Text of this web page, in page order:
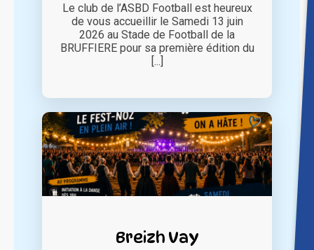
Le club de l’ASBD Football est heureux
de vous accueillir le Samedi 13 juin
2026 au Stade de Football de la
BRUFFIERE pour sa première édition du
[...]
Breizh Vay